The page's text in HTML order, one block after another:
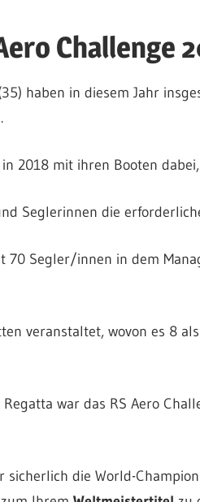
Challenge
haben in diesem Jahr
2018 mit ihren Booten
Seglerinnen die
70 Segler/innen in dem
veranstaltet, wovon es 8
war das RS Aero
sicherlich die World-